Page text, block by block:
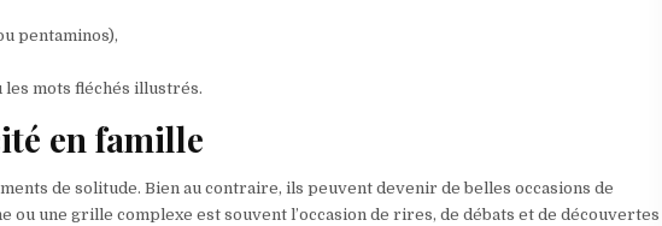
pentaminos),
mots fléchés illustrés.
en famille
de solitude. Bien au contraire, ils peuvent devenir de belles occasions de
ou une grille complexe est souvent l’occasion de rires, de débats et de découvertes